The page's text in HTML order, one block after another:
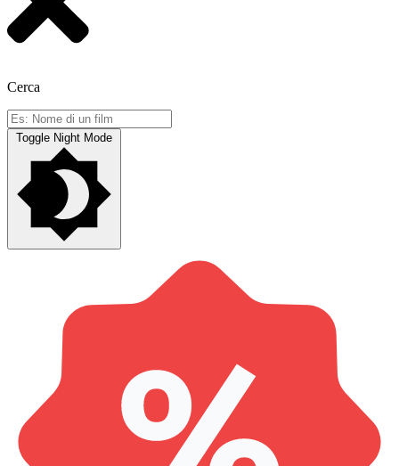
Cerca
Toggle Night Mode